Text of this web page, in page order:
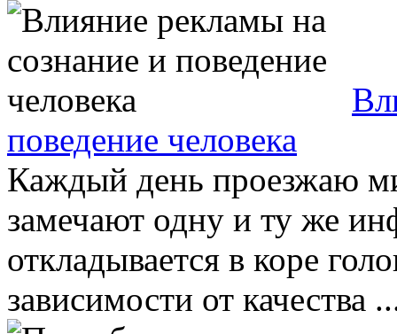
поведение человека
Каждый день проезжаю
замечают одну и ту же
откладывается в коре
зависимости от качества